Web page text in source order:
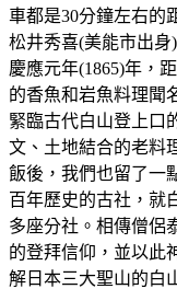
車都是30分鐘左右的
松井秀喜(美能市出
慶應元年(1865)年，
的香魚和岩魚料理聞
緊臨古代白山登上口
文、土地結合的老料
飯後，我們也留了一
百年歷史的古社，就
多座分社。相傳僧侶
的登拜信仰，並以此
解日本三大聖山的白